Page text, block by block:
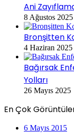
Ani
8 Ağustos 2025
Bronşitten
4 Haziran 2025
Bağırsak
Yolları
26 Mayıs 2025
En Çok
6 Mayıs 2015